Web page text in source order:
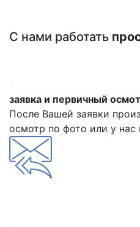
С нами работать
заявка и первичный
После Вашей заявки
осмотр по фото или у нас